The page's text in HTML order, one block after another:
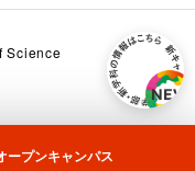
ープンキャンパス
Science